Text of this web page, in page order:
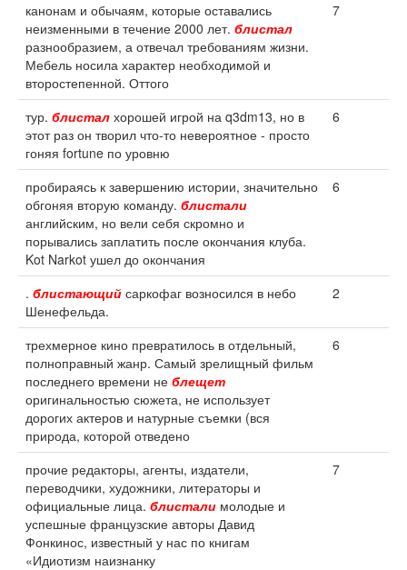
канонам и обычаям, которые оставались
неизменными в течение 2000 лет. блистал
разнообразием, а отвечал требованиям жизни.
Мебель носила характер необходимой и
второстепенной. Оттого
7
тур. блистал хорошей игрой на q3dm13, но в
этот раз он творил что-то невероятное - просто
гоняя fortune по уровню
6
пробираясь к завершению истории, значительно
обгоняя вторую команду. блистали
английским, но вели себя скромно и
порывались заплатить после окончания клуба.
Kot Narkot ушел до окончания
6
. блистающий саркофаг возносился в небо
Шенефельда.
2
трехмерное кино превратилось в отдельный,
полноправный жанр. Самый зрелищный фильм
последнего времени не блещет
оригинальностью сюжета, не использует
дорогих актеров и натурные съемки (вся
природа, которой отведено
6
прочие редакторы, агенты, издатели,
переводчики, художники, литераторы и
официальные лица. блистали молодые и
успешные французские авторы Давид
Фонкинос, известный у нас по книгам
«Идиотизм наизнанку
7